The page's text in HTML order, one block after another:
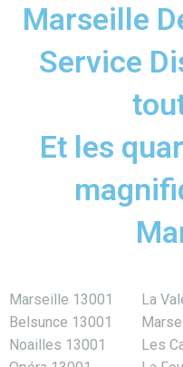
Marseille
Service
Et les
Marseille 13001
Belsunce 13001
Noailles 13001
La
Les